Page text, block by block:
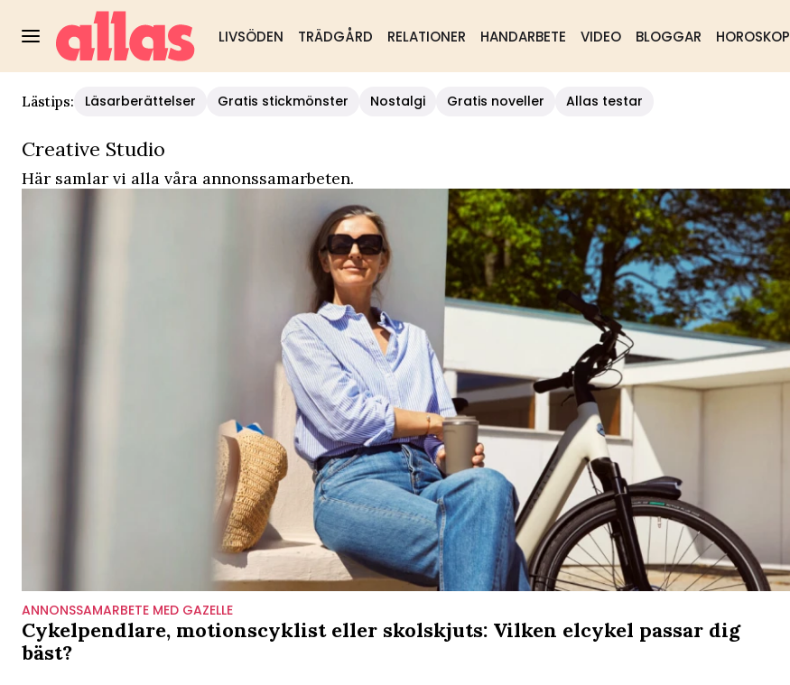
LIVSÖDEN TRÄDGÅRD RELATIONER HANDARBETE VIDEO BLOGGAR HOROSKOP
Allas - Creative Studio
Lästips: Läsarberättelser Gratis stickmönster Nostalgi Gratis noveller Allas testar
Creative Studio
Här samlar vi alla våra annonssamarbeten.
ANNONSSAMARBETE MED GAZELLE
Cykelpendlare, motionscyklist eller skolskjuts: Vilken elcykel passar dig
bäst?